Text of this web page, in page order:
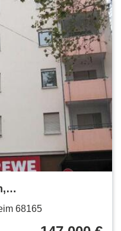
68165